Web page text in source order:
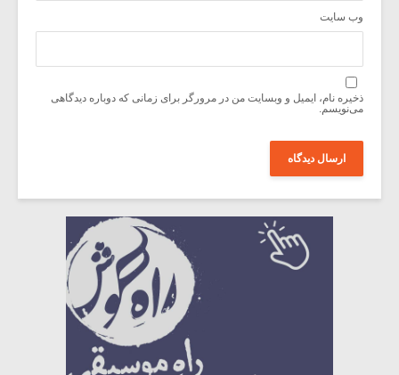
وب‌ سایت
ذخیره نام، ایمیل و وبسایت من در مرورگر برای زمانی که دوباره دیدگاهی
می‌نویسم.